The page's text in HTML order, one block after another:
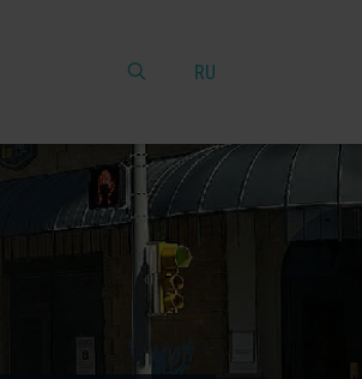
RU